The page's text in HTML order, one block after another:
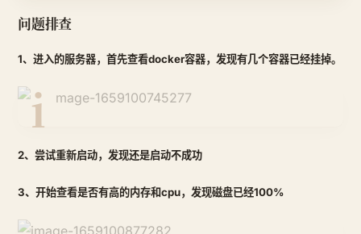
问题排查
1、进入的服务器，首先查看docker容器，发现有几个容器已经挂掉。
2、尝试重新启动，发现还是启动不成功
3、开始查看是否有高的内存和cpu，发现磁盘已经100%